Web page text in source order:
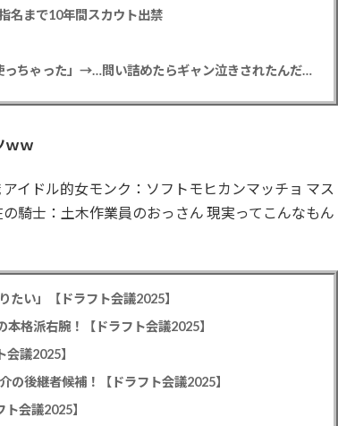
名まで10年間スカウト出禁
【悲報】彼女「ごめん！俺くんの貯金、情報商材に使っちゃった」→…問い詰めたらギャン泣きされたんだが俺が悪いのか？
ｗｗ
イドル的女モンク：ソフトモヒカンマッチョ マス
騎士：土木作業員のおっさん 現実ってこんなもん
たい」【ドラフト会議2025】
格派右腕！【ドラフト会議2025】
議2025】
の後継者候補！【ドラフト会議2025】
会議2025】